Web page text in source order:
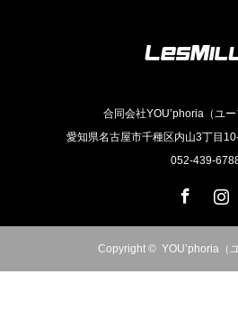
合同会社YOU’phoria（ユー
愛知県名古屋市千種区内山3丁目
052-439-
Copyright © YOU’phoria（